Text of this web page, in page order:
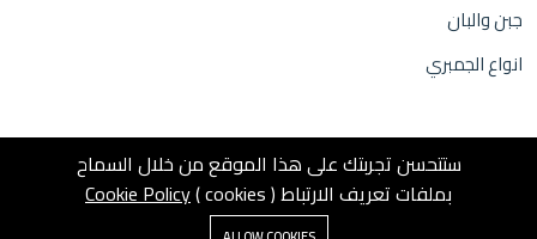
جبن والبان
انواع الجمبري
0
ستتحسن تجربتك على هذا الموقع من خلال السماح
بملفات تعريف الارتباط ( cookies )
Cookie Policy